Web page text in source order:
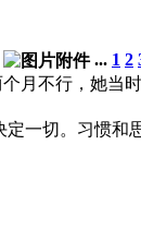
... 1 2
月不行，她当
一切。习惯和